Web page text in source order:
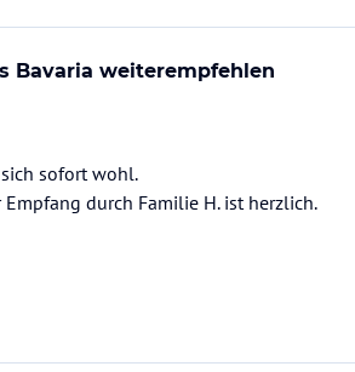
Bavaria weiterempfehlen
sofort wohl.
Empfang durch Familie H. ist herzlich.